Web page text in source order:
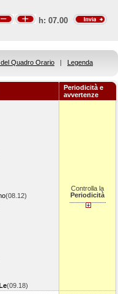
h: 07.00
Quadro Orario | Legenda
Periodicità e
avvertenze
(08.12)
(09.18)
Controlla la
Periodicità